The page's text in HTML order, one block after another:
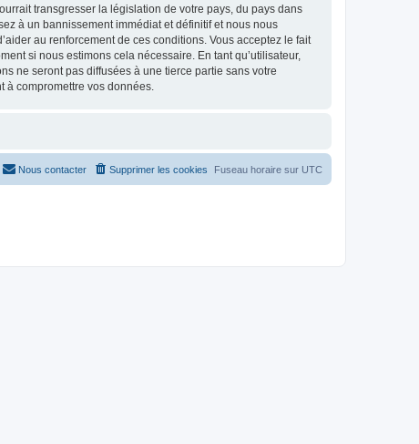
transgresser la législation de votre pays, du pays dans
à un bannissement immédiat et définitif et nous nous
au renforcement de ces conditions. Vous acceptez le fait
si nous estimons cela nécessaire. En tant qu’utilisateur,
ne seront pas diffusées à une tierce partie sans votre
à compromettre vos données.
Fuseau horaire sur UTC
Supprimer les cookies
Nous contacter